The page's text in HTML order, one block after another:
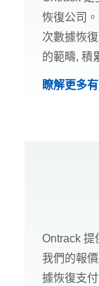
恢復公司
次數據恢
的範疇, 積
瞭解更多
Ontrack 提
我們的報
據恢復支